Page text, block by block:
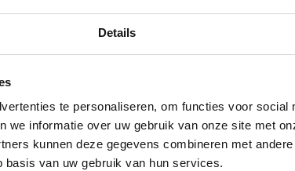
Details
te personaliseren, om functies voor social
we informatie over uw gebruik van onze site met
kunnen deze gegevens combineren met
van uw gebruik van hun services.
Kleur